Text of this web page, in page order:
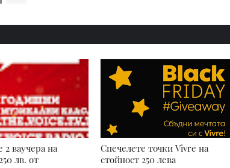
2 ваучера на
лв. от
Спечелете точки Vivre на
стойност 250 лева